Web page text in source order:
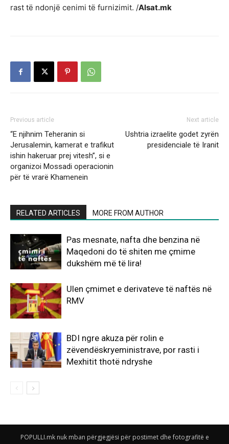
rast të ndonjë cenimi të furnizimit. /Alsat.mk
Previous article
“E njihnim Teheranin si
Jerusalemin, kamerat e trafikut
ishin hakeruar prej vitesh”, si e
organizoi Mossadi operacionin
për të vrarë Khamenein
Next article
Ushtria izraelite godet zyrën
presidenciale të Iranit
RELATED ARTICLES MORE FROM AUTHOR
Pas mesnate, nafta dhe benzina në
Maqedoni do të shiten me çmime
dukshëm më të lira!
Ulen çmimet e derivateve të naftës në
RMV
BDI ngre akuza për rolin e
zëvendëskryeministrave, por rasti i
Mexhitit thotë ndryshe
POPULLI.mk nuk mban përgjegjësi për postimet dhe fotografitë e